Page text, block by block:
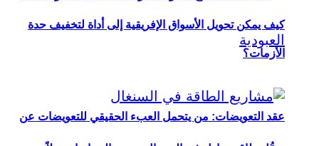
عقد التعويضات: من يتحمل العبء الحقيقي للتعويضات عن
كيف يمكن تحويل الأسواق الإفريقية إلى أداة لتخفيف حدة
الأزمات؟